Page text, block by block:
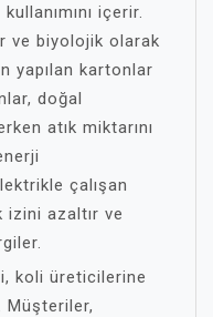
içerir.
ve biyolojik olarak
yapılan kartonlar
doğal
atık miktarını
çalışan
azaltır ve
koli üreticilerine
Müşteriler,